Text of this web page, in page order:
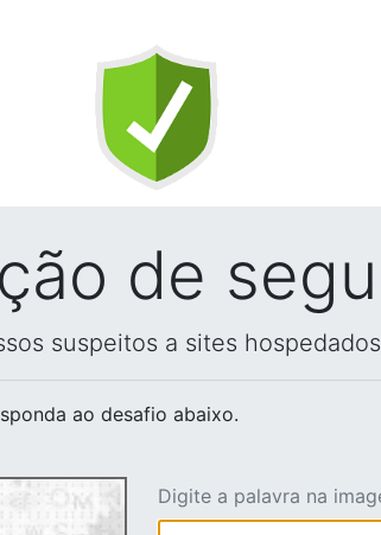
de
suspeitos a sites
ao desafio abaixo.
Digite a palavra na